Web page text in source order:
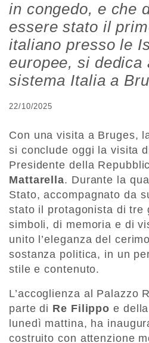
in congedo, e che
essere stato il
italiano presso le
europee, si dedica
sistema Italia a
22/10/2025
Con una visita a Bruges,
si conclude oggi la visita
Presidente della
Mattarella. Durante la
Stato, accompagnato da
stato il protagonista di tre
simboli, di memoria e di
unito l’eleganza del
sostanza politica, in un
stile e contenuto.
L’accoglienza al Palazzo
parte di Re Filippo e della
lunedì mattina, ha
costruito con attenzione